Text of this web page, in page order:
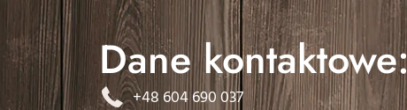
Dane kontaktowe:
+48 604 690 037